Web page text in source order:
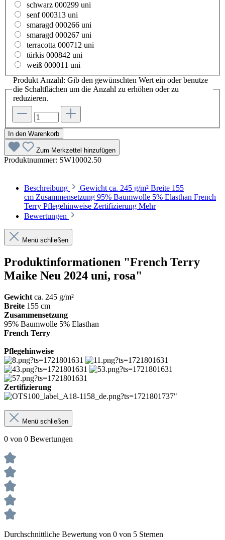
schwarz 000299 uni
senf 000313 uni
smaragd 000266 uni
smaragd 000267 uni
terracotta 000712 uni
türkis 000842 uni
weiß 000011 uni
Produkt Anzahl: Gib den gewünschten Wert ein oder benutze
die Schaltflächen um die Anzahl zu erhöhen oder zu
reduzieren.
In den Warenkorb
Zum Merkzettel hinzufügen
Produktnummer: SW10002.50
Beschreibung
Gewicht ca. 245 g/m² Breite 155
cm Zusammensetzung 95% Baumwolle 5% Elasthan French
Terry Pflegehinweise Zertifizierung Mehr
Bewertungen
Menü schließen
Produktinformationen "French Terry
Maike Neu 2024 uni, rosa"
Gewicht ca. 245 g/m²
Breite 155 cm
Zusammensetzung
95% Baumwolle 5% Elasthan
French Terry
Pflegehinweise
Zertifizierung
Menü schließen
0 von 0 Bewertungen
Durchschnittliche Bewertung von 0 von 5 Sternen